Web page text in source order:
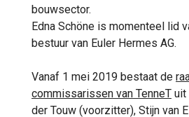
bouwsector.
Edna Schöne is momenteel lid
bestuur van Euler Hermes AG.
Vanaf 1 mei 2019 bestaat de
commissarissen van TenneT uit
der Touw (voorzitter), Stijn van